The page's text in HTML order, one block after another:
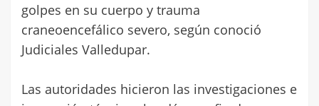
golpes en su cuerpo y trauma
craneoencefálico severo, según conoció
Judiciales Valledupar.
Las autoridades hicieron las investigaciones e